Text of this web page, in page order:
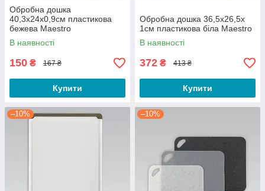
Обробна дошка
40,3х24х0,9см пластикова
бежева Maestro
В наявності
150 ₴ 167 ₴
Купити
Обробна дошка 36,5х26,5х
1см пластикова біла Maestro
В наявності
372 ₴ 413 ₴
Купити
–10% –10%